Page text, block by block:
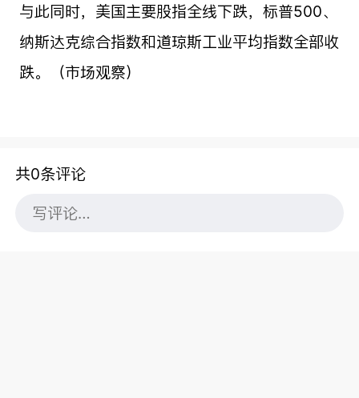
与此同时，美国主要股指全线下跌，标普500、
纳斯达克综合指数和道琼斯工业平均指数全部收
跌。（市场观察）
共0条评论